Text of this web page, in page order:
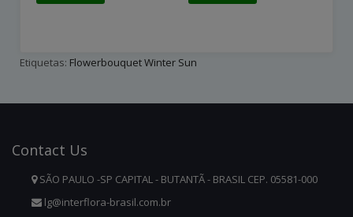
Etiquetas: Flowerbouquet Winter Sun
Contact Us
SÃO PAULO -SP CAPITAL - BUTANTÃ - BRASIL CEP. 05581-000
lg@interflora-brasil.com.br